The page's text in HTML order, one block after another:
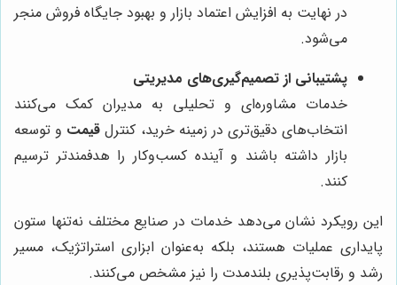
در نهایت به افزایش اعتماد بازار و بهبود جایگاه فروش منجر
می‌شود.
پشتیبانی از تصمیم‌گیری‌های مدیریتی
خدمات مشاوره‌ای و تحلیلی به مدیران کمک می‌کنند
انتخاب‌های دقیق‌تری در زمینه خرید، کنترل قیمت و توسعه
بازار داشته باشند و آینده کسب‌وکار را هدفمندتر ترسیم
کنند.
این رویکرد نشان می‌دهد خدمات در صنایع مختلف نه‌تنها ستون
پایداری عملیات هستند، بلکه به‌عنوان ابزاری استراتژیک، مسیر
رشد و رقابت‌پذیری بلندمدت را نیز مشخص می‌کنند.